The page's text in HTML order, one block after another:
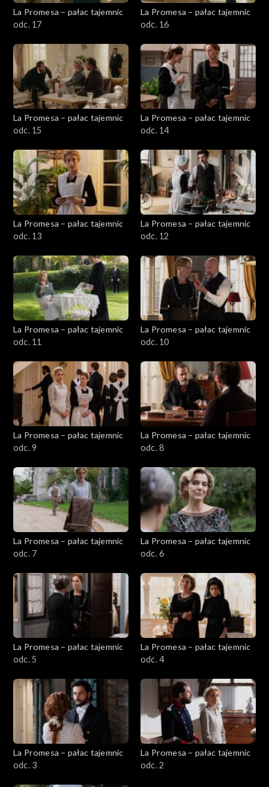
La Promesa – pałac tajemnic
odc. 17
La Promesa – pałac tajemnic
odc. 16
La Promesa – pałac tajemnic
odc. 15
La Promesa – pałac tajemnic
odc. 14
La Promesa – pałac tajemnic
odc. 13
La Promesa – pałac tajemnic
odc. 12
La Promesa – pałac tajemnic
odc. 11
La Promesa – pałac tajemnic
odc. 10
La Promesa – pałac tajemnic
odc. 9
La Promesa – pałac tajemnic
odc. 8
La Promesa – pałac tajemnic
odc. 7
La Promesa – pałac tajemnic
odc. 6
La Promesa – pałac tajemnic
odc. 5
La Promesa – pałac tajemnic
odc. 4
La Promesa – pałac tajemnic
odc. 3
La Promesa – pałac tajemnic
odc. 2